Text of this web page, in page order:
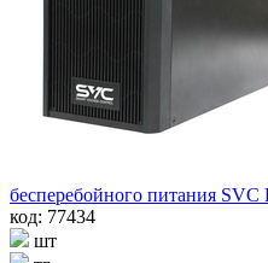
бесперебойного питания
код: 77434
шт